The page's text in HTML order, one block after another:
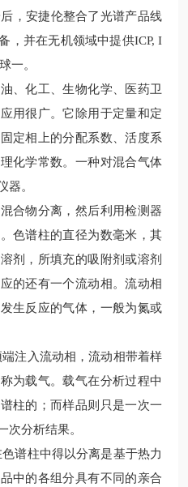
，安捷伦整合了光谱产品线
，并在无机领域中提供ICP, I
一。
、化工、生物化学、医药卫
用很广。它除用于定量和定
定相上的分配系数、活度系
化学常数。一种对混合气体
器。
物分离，然后利用检测器
色谱柱的直径为数毫米，其
剂，所填充的吸附剂或溶剂
的还有一个流动相。流动相
生反应的气体，一般为氮或
注入流动相，流动相带着样
为载气。载气在分析过程中
柱的；而样品则只是一次一
次分析结果。
谱柱中得以分离是基于热力
中的各组分具有不同的亲合